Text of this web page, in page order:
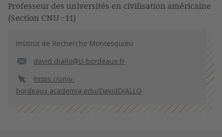
Professeur des universités en civilisation américaine
(Section CNU : 11)
Institut de Recherche Montesquieu
david.diallo@u-bordeaux.fr
https://univ-
bordeaux.academia.edu/DavidDIALLO